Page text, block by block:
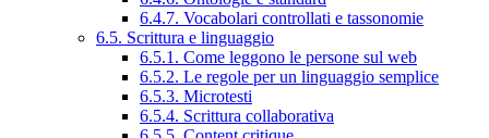
6.4.7. Vocabolari controllati e tassonomie
6.5. Scrittura e linguaggio
6.5.1. Come leggono le persone sul web
6.5.2. Le regole per un linguaggio semplice
6.5.3. Microtesti
6.5.4. Scrittura collaborativa